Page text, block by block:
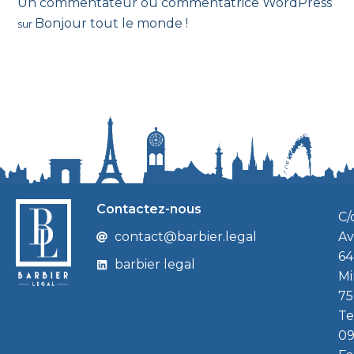
sur Bonjour tout le monde !
Contactez-nous
contact@barbier.legal
barbier legal
C/